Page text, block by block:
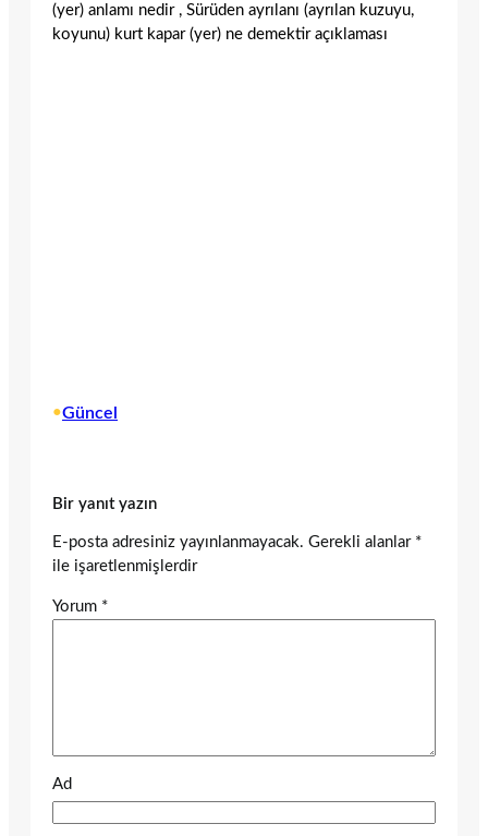
(yer) anlamı nedir , Sürüden ayrılanı (ayrılan kuzuyu,
koyunu) kurt kapar (yer) ne demektir açıklaması
•Güncel
Bir yanıt yazın
E-posta adresiniz yayınlanmayacak. Gerekli alanlar *
ile işaretlenmişlerdir
Yorum *
Ad